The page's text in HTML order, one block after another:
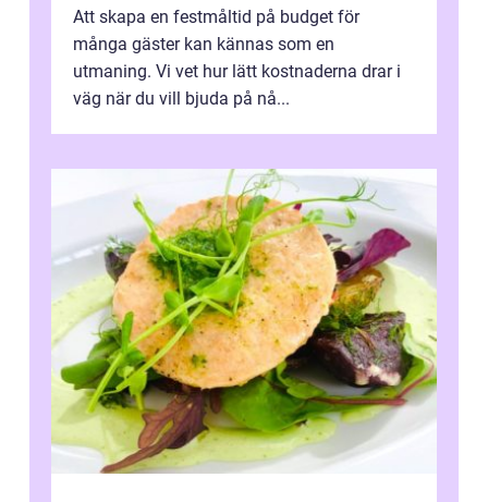
Att skapa en festmåltid på budget för
många gäster kan kännas som en
utmaning. Vi vet hur lätt kostnaderna drar i
väg när du vill bjuda på nå...